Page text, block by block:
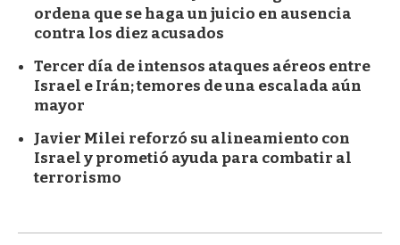
ordena que se haga un juicio en ausencia
contra los diez acusados
Tercer día de intensos ataques aéreos entre
Israel e Irán; temores de una escalada aún
mayor
Javier Milei reforzó su alineamiento con
Israel y prometió ayuda para combatir al
terrorismo